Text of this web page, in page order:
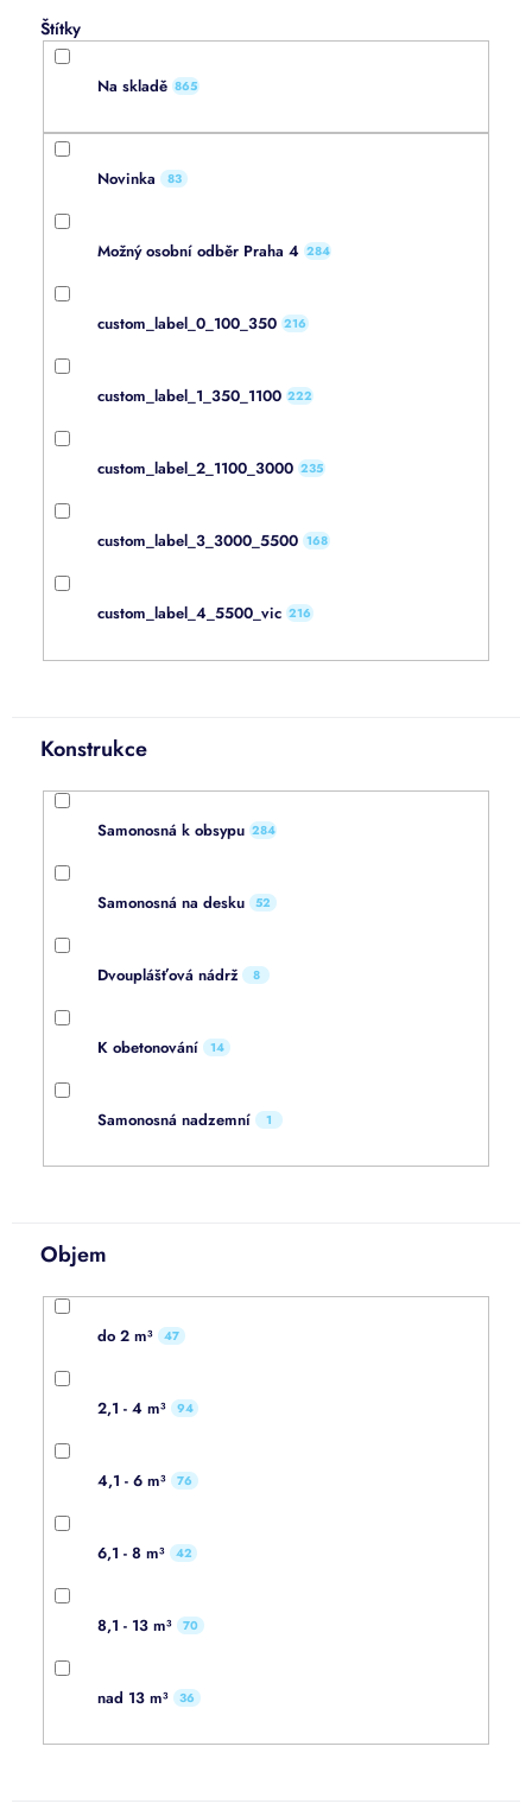
Na skladě 865
Novinka 83
Možný osobní odběr Praha 4 284
custom_label_0_100_350 216
custom_label_1_350_1100 222
custom_label_2_1100_3000 235
custom_label_3_3000_5500 168
custom_label_4_5500_vic 216
Konstrukce
Samonosná k obsypu 284
Samonosná na desku 52
Dvouplášťová nádrž 8
K obetonování 14
Samonosná nadzemní 1
Objem
do 2 m³ 47
2,1 - 4 m³ 94
4,1 - 6 m³ 76
6,1 - 8 m³ 42
8,1 - 13 m³ 70
nad 13 m³ 36